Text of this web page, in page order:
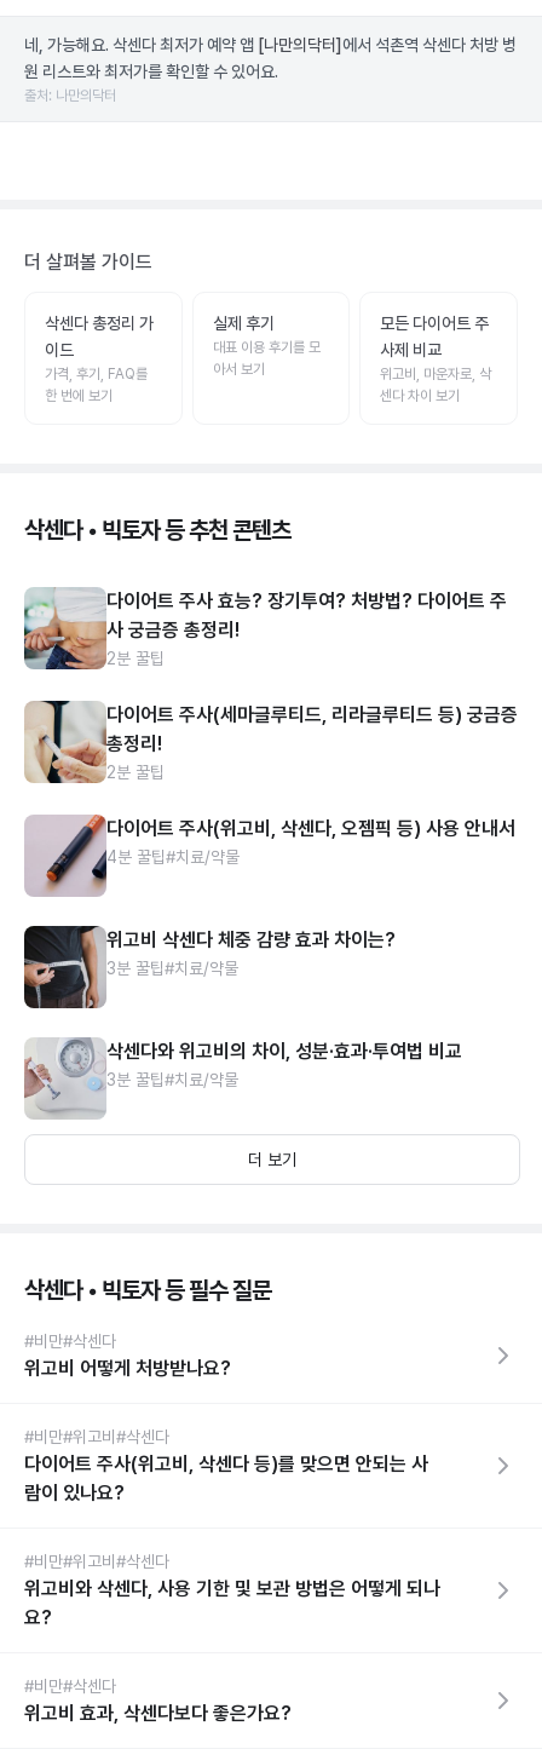
네, 가능해요. 삭센다 최저가 예약 앱 [나만의닥터] 에서 석촌역 삭센다 처방 병
원 리스트와 최저가를 확인할 수 있어요.
출처: 나만의닥터
더 살펴볼 가이드
삭센다 총정리 가
이드
가격, 후기, FAQ를
한 번에 보기
실제 후기
대표 이용 후기를 모
아서 보기
모든 다이어트 주
사제 비교
위고비, 마운자로, 삭
센다 차이 보기
삭센다 • 빅토자 등 추천 콘텐츠
다이어트 주사 효능? 장기투여? 처방법? 다이어트 주
사 궁금증 총정리!
2분 꿀팁
다이어트 주사(세마글루티드, 리라글루티드 등) 궁금증
총정리!
2분 꿀팁
다이어트 주사(위고비, 삭센다, 오젬픽 등) 사용 안내서
4분 꿀팁#치료/약물
위고비 삭센다 체중 감량 효과 차이는?
3분 꿀팁#치료/약물
삭센다와 위고비의 차이, 성분·효과·투여법 비교
3분 꿀팁#치료/약물
더 보기
삭센다 • 빅토자 등 필수 질문
#비만#삭센다
위고비 어떻게 처방받나요?
#비만#위고비 #삭센다
다이어트 주사(위고비, 삭센다 등)를 맞으면 안되는 사
람이 있나요?
#비만#위고비 #삭센다
위고비와 삭센다, 사용 기한 및 보관 방법은 어떻게 되나
요?
#비만#삭센다
위고비 효과, 삭센다보다 좋은가요?